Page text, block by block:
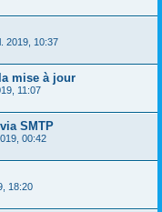
2019, 10:37
mise à jour
11:07
SMTP
00:42
18:20